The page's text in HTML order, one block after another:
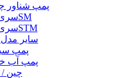
پمپ شناور
سری 4SM
سری 4STM
سایر مدل
پمپ
پمپ آب
پمپ لیو / LEO / چین